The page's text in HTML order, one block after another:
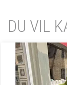
DU VIL